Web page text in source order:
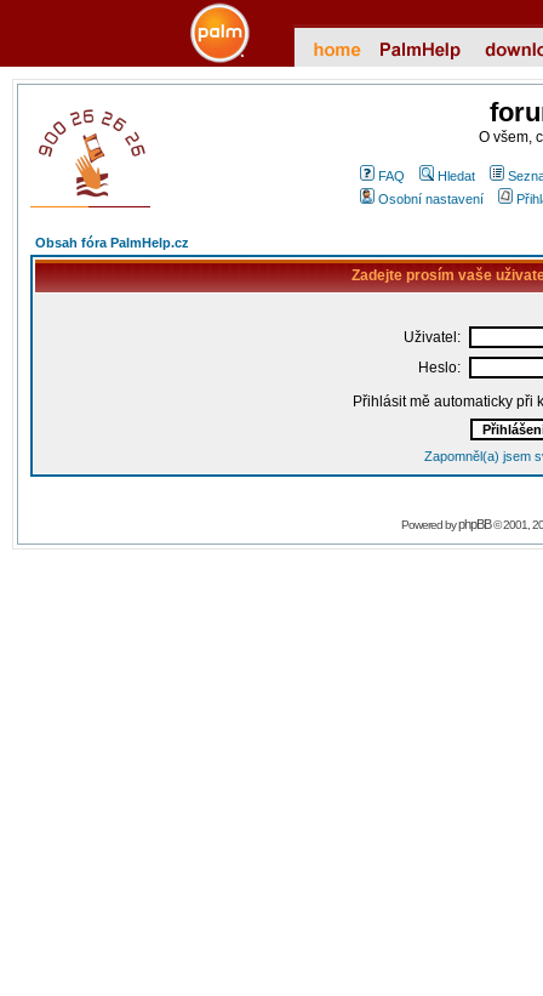
O všem,
FAQ Hledat
Osobní nastavení
Obsah fóra PalmHelp.cz
Zadejte prosím vaše
Uživatel:
Heslo:
Přihlásit mě automaticky při
Zapomněl(a) jsem
Powered byphpBB© 2001,